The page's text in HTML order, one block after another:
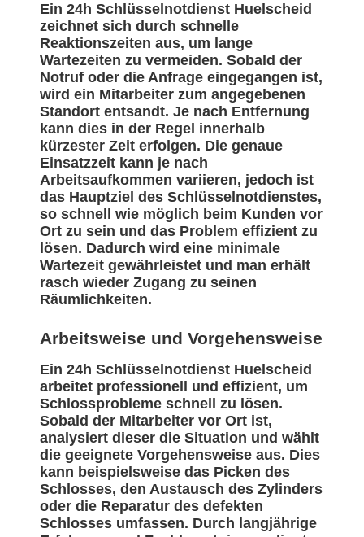
Ein 24h Schlüsselnotdienst Huelscheid
zeichnet sich durch schnelle
Reaktionszeiten aus, um lange
Wartezeiten zu vermeiden. Sobald der
Notruf oder die Anfrage eingegangen ist,
wird ein Mitarbeiter zum angegebenen
Standort entsandt. Je nach Entfernung
kann dies in der Regel innerhalb
kürzester Zeit erfolgen. Die genaue
Einsatzzeit kann je nach
Arbeitsaufkommen variieren, jedoch ist
das Hauptziel des Schlüsselnotdienstes,
so schnell wie möglich beim Kunden vor
Ort zu sein und das Problem effizient zu
lösen. Dadurch wird eine minimale
Wartezeit gewährleistet und man erhält
rasch wieder Zugang zu seinen
Räumlichkeiten.
Arbeitsweise und Vorgehensweise
Ein 24h Schlüsselnotdienst Huelscheid
arbeitet professionell und effizient, um
Schlossprobleme schnell zu lösen.
Sobald der Mitarbeiter vor Ort ist,
analysiert dieser die Situation und wählt
die geeignete Vorgehensweise aus. Dies
kann beispielsweise das Picken des
Schlosses, den Austausch des Zylinders
oder die Reparatur des defekten
Schlosses umfassen. Durch langjährige